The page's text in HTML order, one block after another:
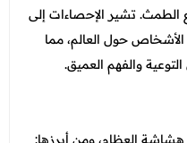
الطمث. تشير الإحصاءات إلى
حول العالم، مما
والفهم العميق.
العظام، ومن أبرزها: